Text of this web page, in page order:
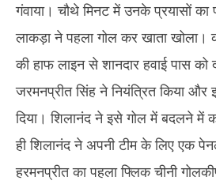
गंवाया। चौथे मिनट में उनके प्रयासों
लाकड़ा ने पहला गोल कर खाता खोला।
की हाफ लाइन से शानदार हवाई पास को
जरमनप्रीत सिंह ने नियंत्रित किया
दिया। शिलानंद ने इसे गोल में बदलने में
ही शिलानंद ने अपनी टीम के लिए एक
हरमनप्रीत का पहला फ्लिक चीनी